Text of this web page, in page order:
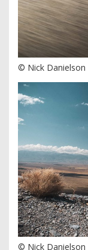
© Nick Danielson
© Nick Danielson